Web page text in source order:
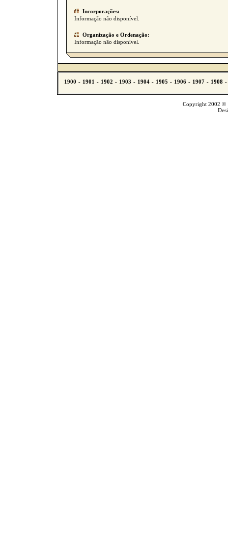
Incorporações:
Informação não disponível.
Organização e Ordenação:
Informação não disponível.
Copyright 2002 ©